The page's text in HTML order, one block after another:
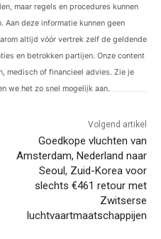
maar regels en procedures kunnen
Aan deze informatie kunnen geen
altijd vóór vertrek zelf de geldende
en betrokken partijen. Onze content
medisch of financieel advies. Zie je
we het zo snel mogelijk aan.
Volgend artikel
Goedkope vluchten van
Amsterdam, Nederland naar
Seoul, Zuid-Korea voor
slechts €461 retour met
Zwitserse
luchtvaartmaatschappijen